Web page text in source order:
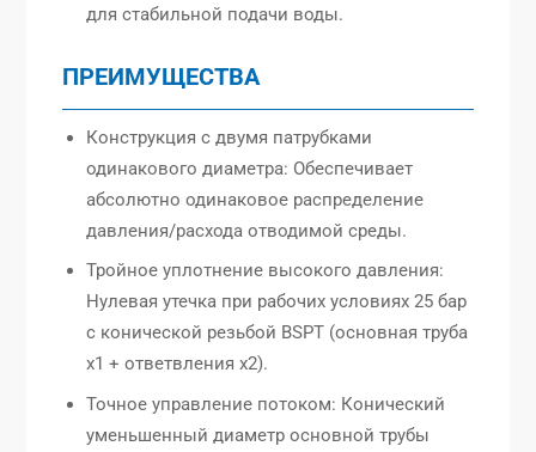
для стабильной подачи воды.
ПРЕИМУЩЕСТВА
Конструкция с двумя патрубками
одинакового диаметра: Обеспечивает
абсолютно одинаковое распределение
давления/расхода отводимой среды.
Тройное уплотнение высокого давления:
Нулевая утечка при рабочих условиях 25 бар
с конической резьбой BSPT (основная труба
x1 + ответвления x2).
Точное управление потоком: Конический
уменьшенный диаметр основной трубы